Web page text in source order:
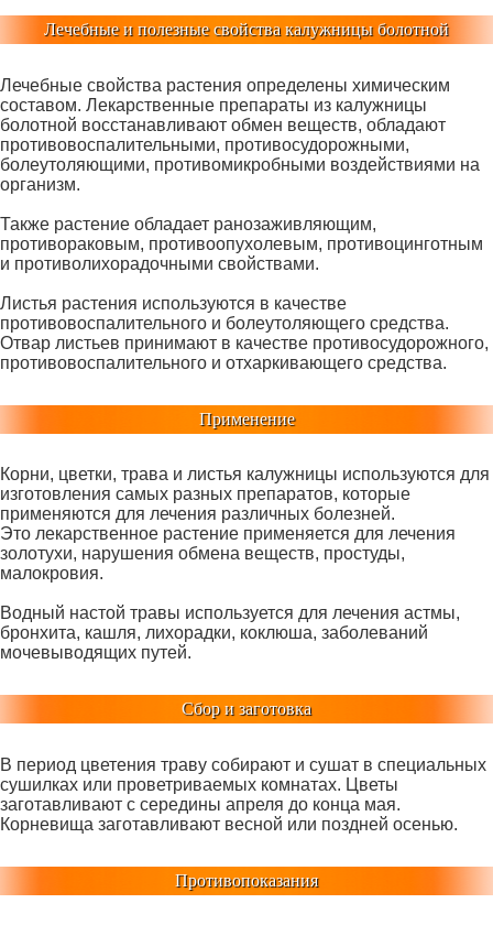
Лечебные и полезные свойства калужницы болотной
Лечебные свойства растения определены химическим
составом. Лекарственные препараты из калужницы
болотной восстанавливают обмен веществ, обладают
противовоспалительными, противосудорожными,
болеутоляющими, противомикробными воздействиями на
организм.
Также растение обладает ранозаживляющим,
противораковым, противоопухолевым, противоцинготным
и противолихорадочными свойствами.
Листья растения используются в качестве
противовоспалительного и болеутоляющего средства.
Отвар листьев принимают в качестве противосудорожного,
противовоспалительного и отхаркивающего средства.
Применение
Корни, цветки, трава и листья калужницы используются для
изготовления самых разных препаратов, которые
применяются для лечения различных болезней.
Это лекарственное растение применяется для лечения
золотухи, нарушения обмена веществ, простуды,
малокровия.
Водный настой травы используется для лечения астмы,
бронхита, кашля, лихорадки, коклюша, заболеваний
мочевыводящих путей.
Сбор и заготовка
В период цветения траву собирают и сушат в специальных
сушилках или проветриваемых комнатах. Цветы
заготавливают с середины апреля до конца мая.
Корневища заготавливают весной или поздней осенью.
Противопоказания